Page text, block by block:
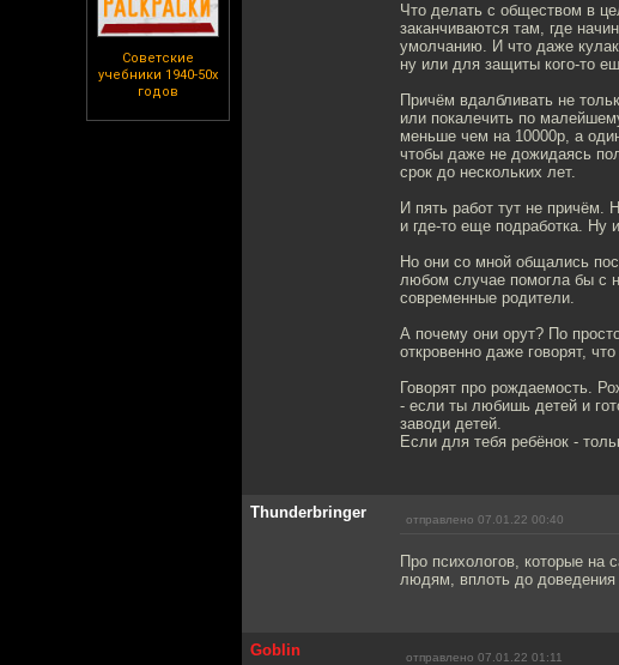
Советские
учебники 1940-50х
годов
Что делать с обществом в
заканчиваются там, где
умолчанию. И что даже
ну или для защиты кого-то
Причём вдалбливать не
или покалечить по
меньше чем на 10000р, а
чтобы даже не дожидаясь
срок до нескольких лет.
И пять работ тут не причём.
и где-то еще подработка. Ну
Но они со мной общались
любом случае помогла бы с
современные родители.
А почему они орут? По
откровенно даже говорят,
Говорят про рождаемость.
- если ты любишь детей и
заводи детей.
Если для тебя ребёнок -
Thunderbringer отправлено 07.01.22 00:40
Про психологов, которые на
людям, вплоть до доведения
Goblin отправлено 07.01.22 01:11